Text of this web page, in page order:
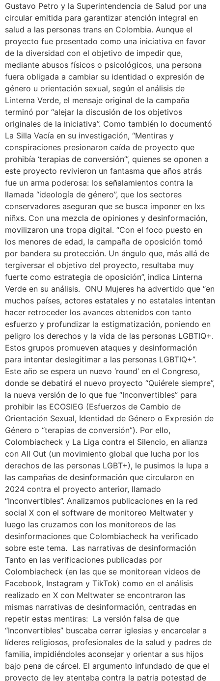
Gustavo Petro y la Superintendencia de Salud por una
circular emitida para garantizar atención integral en
salud a las personas trans en Colombia. Aunque el
proyecto fue presentado como una iniciativa en favor
de la diversidad con el objetivo de impedir que,
mediante abusos físicos o psicológicos, una persona
fuera obligada a cambiar su identidad o expresión de
género u orientación sexual, según el análisis de
Linterna Verde, el mensaje original de la campaña
terminó por “alejar la discusión de los objetivos
originales de la iniciativa”. Como también lo documentó
La Silla Vacía en su investigación, “Mentiras y
conspiraciones presionaron caída de proyecto que
prohibía ‘terapias de conversión’”, quienes se oponen a
este proyecto revivieron un fantasma que años atrás
fue un arma poderosa: los señalamientos contra la
llamada “ideología de género”, que los sectores
conservadores aseguran que se busca imponer en lxs
niñxs. Con una mezcla de opiniones y desinformación,
movilizaron una tropa digital. “Con el foco puesto en
los menores de edad, la campaña de oposición tomó
por bandera su protección. Un ángulo que, más allá de
tergiversar el objetivo del proyecto, resultaba muy
fuerte como estrategia de oposición”, indica Linterna
Verde en su análisis. ONU Mujeres ha advertido que “en
muchos países, actores estatales y no estatales intentan
hacer retroceder los avances obtenidos con tanto
esfuerzo y profundizar la estigmatización, poniendo en
peligro los derechos y la vida de las personas LGBTIQ+.
Estos grupos promueven ataques y desinformación
para intentar deslegitimar a las personas LGBTIQ+”.
Este año se espera un nuevo ‘round’ en el Congreso,
donde se debatirá el nuevo proyecto “Quiérele siempre”,
la nueva versión de lo que fue “Inconvertibles” para
prohibir las ECOSIEG (Esfuerzos de Cambio de
Orientación Sexual, Identidad de Género o Expresión de
Género o “terapias de conversión”). Por ello,
Colombiacheck y La Liga contra el Silencio, en alianza
con All Out (un movimiento global que lucha por los
derechos de las personas LGBT+), le pusimos la lupa a
las campañas de desinformación que circularon en
2024 contra el proyecto anterior, llamado
“Inconvertibles”. Analizamos publicaciones en la red
social X con el software de monitoreo Meltwater y
luego las cruzamos con los monitoreos de las
desinformaciones que Colombiacheck ha verificado
sobre este tema. Las narrativas de desinformación
Tanto en las verificaciones publicadas por
Colombiacheck (en las que se monitorean videos de
Facebook, Instagram y TikTok) como en el análisis
realizado en X con Meltwater se encontraron las
mismas narrativas de desinformación, centradas en
repetir estas mentiras: La versión falsa de que
“Inconvertibles” buscaba cerrar iglesias y encarcelar a
líderes religiosos, profesionales de la salud y padres de
familia, impidiéndoles aconsejar y orientar a sus hijos
bajo pena de cárcel. El argumento infundado de que el
proyecto de ley atentaba contra la patria potestad de